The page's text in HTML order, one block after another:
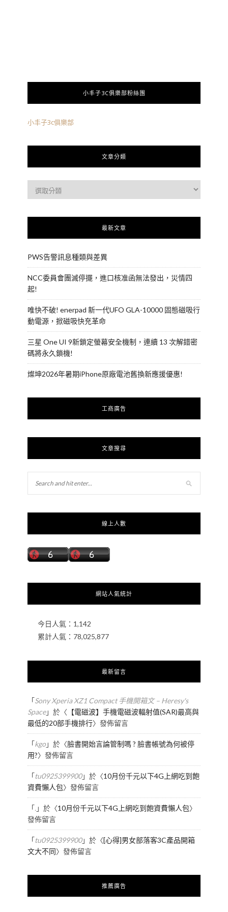
小丰子3C俱樂部粉絲團
小丰子3c俱樂部
文章分類
最新文章
PWS告警訊息種類與差異
NCC委員會團滅停擺，進口核准函無法發出，災情四
起!
唯快不破! enerpad 新一代UFO GLA-10000 固態磁吸行
動電源，掀磁吸快充革命
三星 One UI 9新鎖定螢幕安全機制，連續 13 次解錯密
碼將永久鎖機!
燦坤2026年暑期iPhone原廠電池舊換新應援優惠!
工商廣告
文章搜尋
線上人數
網站人氣統計
今日人氣： 1,142
累計人氣： 78,025,877
最新留言
「Sony Xperia XZ1 Compact 手機開箱文 – Heresy's
Space」於〈 【電磁波】手機電磁波輻射值(SAR)最高與
最低的20部手機排行〉發佈留言
「kgo」於〈臉書開始言論管制嗎 ? 臉書帳號為何被停
用?〉發佈留言
「tu0925399900」於〈10月份千元以下4G上網吃到飽
資費懶人包〉發佈留言
「.」於〈10月份千元以下4G上網吃到飽資費懶人包〉
發佈留言
「tu0925399900」於〈[心得]男女部落客3C產品開箱
文大不同〉發佈留言
推薦廣告